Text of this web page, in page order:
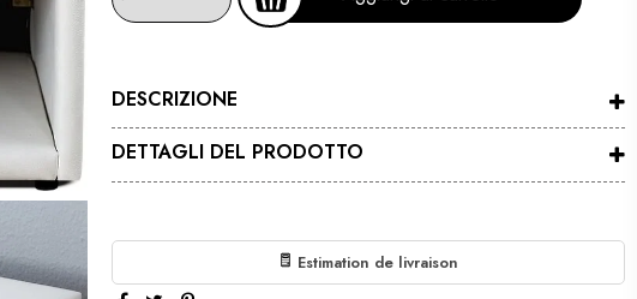
DESCRIZIONE
DETTAGLI DEL PRODOTTO
Estimation de livraison